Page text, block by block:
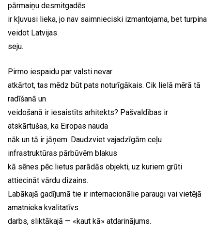
pārmaiņu desmitgadēs
ir kļuvusi lieka, jo nav saimnieciski izmantojama, bet turpina
veidot Latvijas
seju.
Pirmo iespaidu par valsti nevar
atkārtot, tas mēdz būt pats noturīgākais. Cik lielā mērā tā
radīšanā un
veidošanā ir iesaistīts arhitekts? Pašvaldības ir
atskārtušas, ka Eiropas nauda
nāk un tā ir jāņem. Daudzviet vajadzīgām ceļu
infrastruktūras pārbūvēm blakus
kā sēnes pēc lietus parādās objekti, uz kuriem grūti
attiecināt vārdu dizains.
Labākajā gadījumā tie ir internacionālie paraugi vai vietējā
amatnieka kvalitatīvs
darbs, sliktākajā — «kaut kā» atdarinājums.